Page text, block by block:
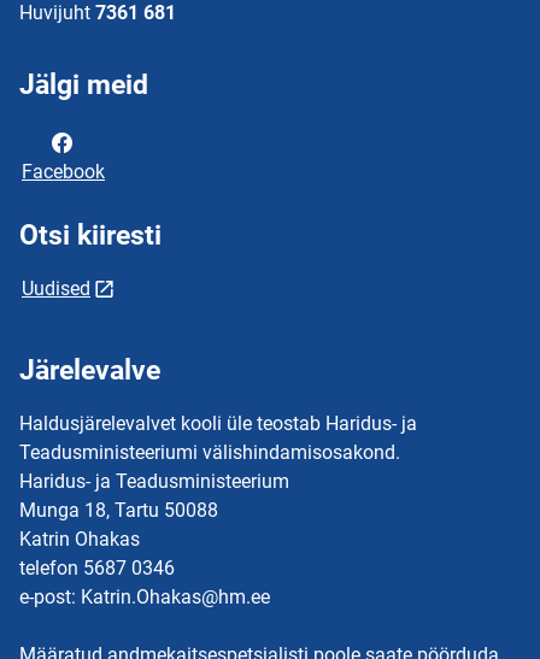
Huvijuht 7361 681
Jälgi meid
Facebook
Otsi kiiresti
Uudised
Järelevalve
Haldusjärelevalvet kooli üle teostab Haridus- ja
Teadusministeeriumi välishindamisosakond.
Haridus- ja Teadusministeerium
Munga 18, Tartu 50088
Katrin Ohakas
telefon 5687 0346
e-post: Katrin.Ohakas@hm.ee